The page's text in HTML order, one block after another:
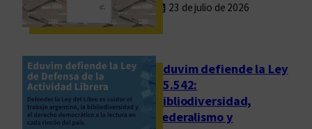
23 de julio de 2026
Eduvim defiende la Ley
25.542:
bibliodiversidad,
federalismo y